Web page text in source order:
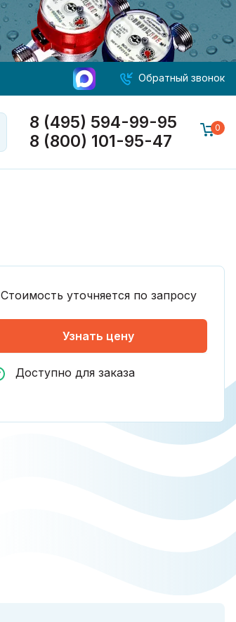
Обратный звонок
8 (495) 594-99-95
8 (800) 101-95-47
0
Стоимость уточняется по запросу
Узнать цену
Доступно для заказа